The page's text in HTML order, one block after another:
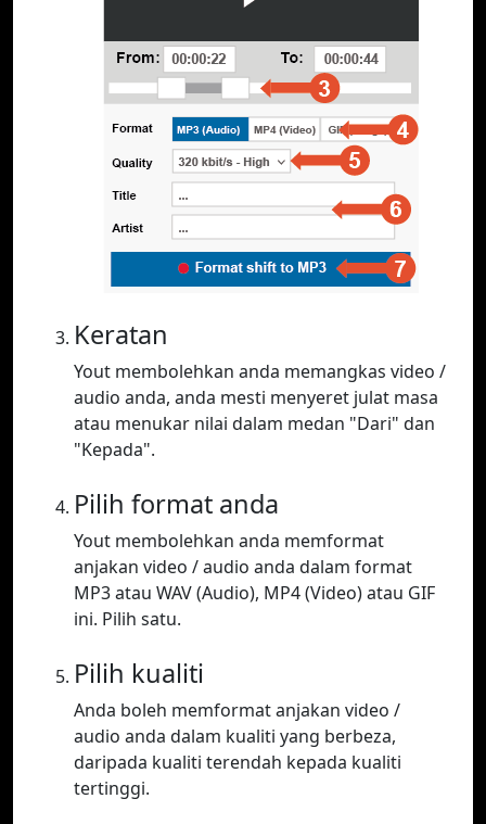
Keratan
Yout membolehkan anda memangkas video /
audio anda, anda mesti menyeret julat masa
atau menukar nilai dalam medan "Dari" dan
"Kepada".
Pilih format anda
Yout membolehkan anda memformat
anjakan video / audio anda dalam format
MP3 atau WAV (Audio), MP4 (Video) atau GIF
ini. Pilih satu.
Pilih kualiti
Anda boleh memformat anjakan video /
audio anda dalam kualiti yang berbeza,
daripada kualiti terendah kepada kualiti
tertinggi.